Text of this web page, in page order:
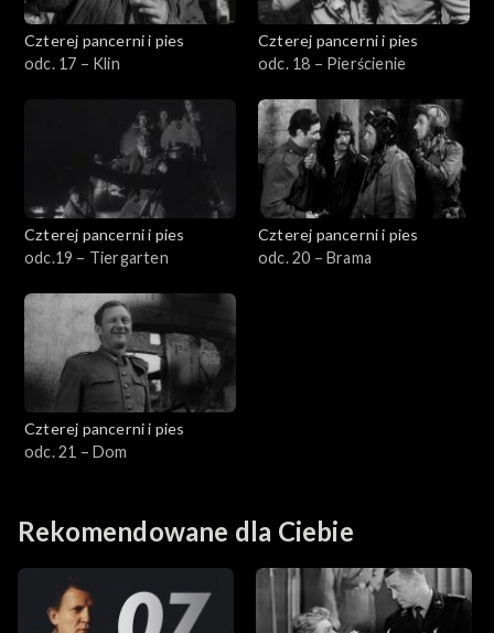
Czterej pancerni i pies
odc. 17 – Klin
Czterej pancerni i pies
odc. 18 – Pierścienie
Czterej pancerni i pies
odc.19 – Tiergarten
Czterej pancerni i pies
odc. 20 – Brama
Czterej pancerni i pies
odc. 21 – Dom
Rekomendowane dla Ciebie